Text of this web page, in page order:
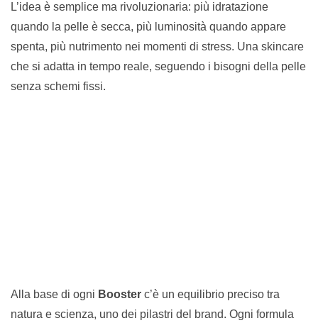
L’idea è semplice ma rivoluzionaria: più idratazione
quando la pelle è secca, più luminosità quando appare
spenta, più nutrimento nei momenti di stress. Una skincare
che si adatta in tempo reale, seguendo i bisogni della pelle
senza schemi fissi.
Alla base di ogni Booster c’è un equilibrio preciso tra
natura e scienza, uno dei pilastri del brand. Ogni formula